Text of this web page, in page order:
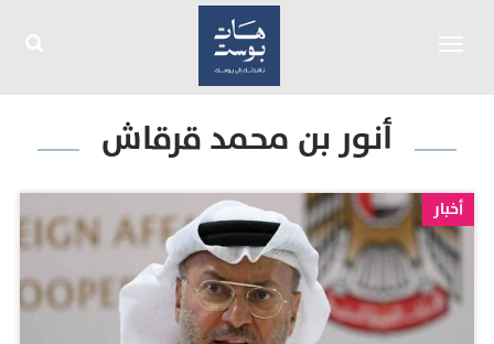
أنور بن محمد قرقاش
أخبار